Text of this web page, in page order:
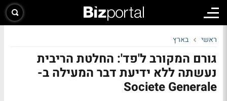
ראשי בארץ
גורם המקורב ל'פד': החלטת הריבית
נעשתה ללא ידיעת דבר המעילה ב-
Societe Generale